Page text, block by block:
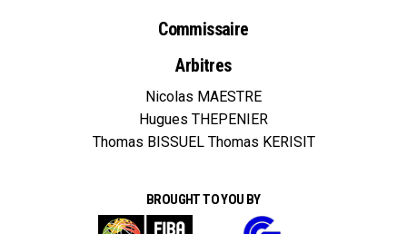
Commissaire
Arbitres
Nicolas MAESTRE
Hugues THEPENIER
Thomas BISSUEL Thomas KERISIT
BROUGHT TO YOU BY